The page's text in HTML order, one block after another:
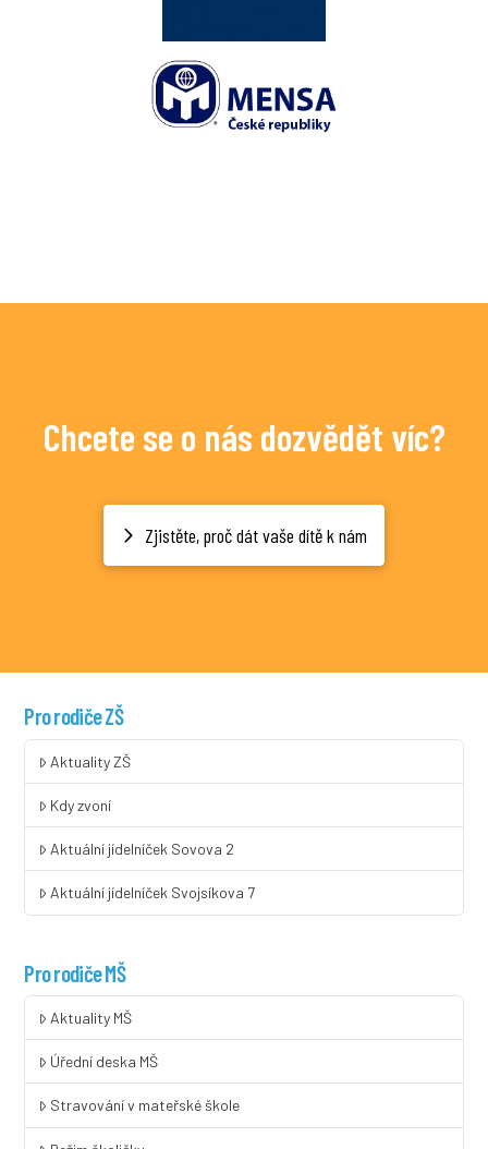
Chcete se o nás dozvědět víc?
Zjistěte, proč dát vaše dítě k nám
Pro rodiče ZŠ
Aktuality ZŠ
Kdy zvoní
Aktuální jídelníček Sovova 2
Aktuální jídelníček Svojsíkova 7
Pro rodiče MŠ
Aktuality MŠ
Úřední deska MŠ
Stravování v mateřské škole